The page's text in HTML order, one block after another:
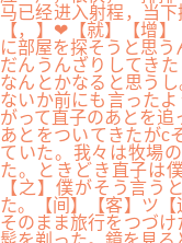
马已经进入射程，当
【，】❤【就】【增
に部屋を探そうと思
だんうんざりしてき
なんとかなると思う
ないか前にも言った
がって直子のあとを
あとをついてきたがc
ていた。我々は牧場
た。ときどき直子は
【之】僕がそう言う
た。【间】【客】ツ
そのまま旅行をつづけ